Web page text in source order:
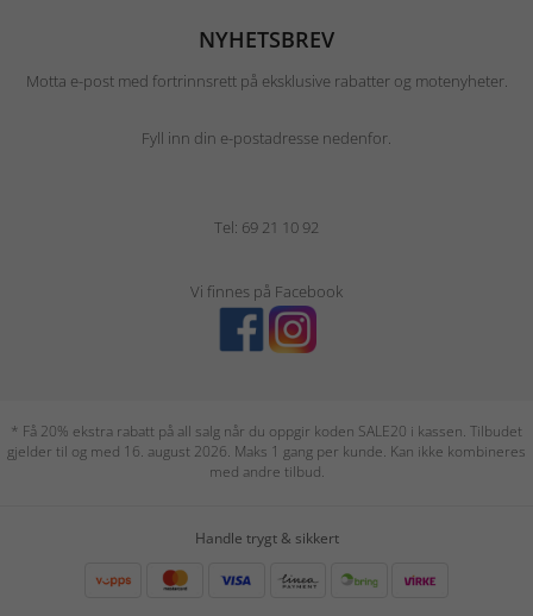
NYHETSBREV
Motta e-post med fortrinnsrett på eksklusive rabatter og motenyheter.
Fyll inn din e-postadresse nedenfor.
Tel: 69 21 10 92
Vi finnes på Facebook
* Få 20% ekstra rabatt på all salg når du oppgir koden SALE20 i kassen. Tilbudet
gjelder til og med 16. august 2026. Maks 1 gang per kunde. Kan ikke kombineres
med andre tilbud.
Handle trygt & sikkert